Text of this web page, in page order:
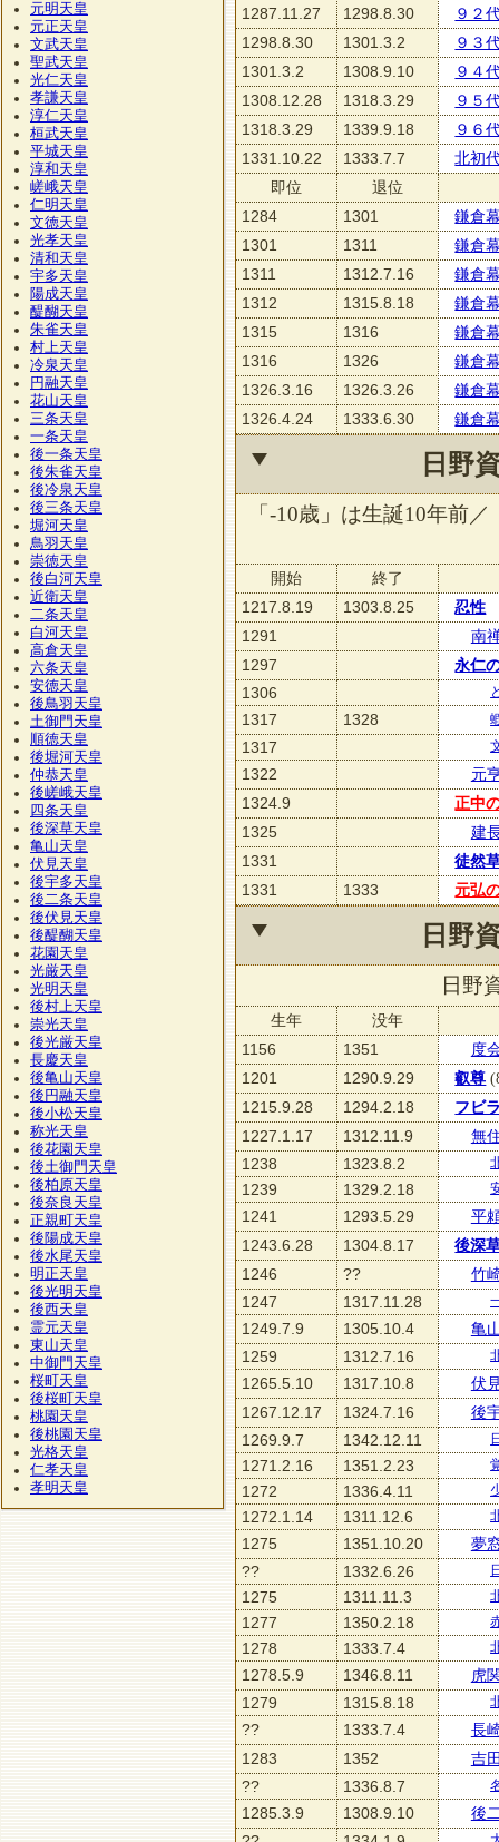
1287.11.27
1298.8.30
９２
1298.8.30
1301.3.2
９３
1301.3.2
1308.9.10
９４
1308.12.28
1318.3.29
９５
1318.3.29
1339.9.18
９６
1331.10.22
1333.7.7
北初
即位
退位
1284
1301
鎌倉
1301
1311
鎌倉
1311
1312.7.16
鎌倉
1312
1315.8.18
鎌倉
1315
1316
鎌倉
1316
1326
鎌倉
1326.3.16
1326.3.26
鎌倉
1326.4.24
1333.6.30 鎌倉
日野
「-10歳」は生誕10年前
開始
終了
1217.8.19
1303.8.25
忍性
1291
南
1297
永仁
1306
1317 1328
1317
1322
元
1324.9
正中
1325
建
1331
徒然
1331
1333 元弘
日野
日野
生年
没年
1156
1351
度
1201
1290.9.29 叡尊
1215.9.28
1294.2.18
フビ
1227.1.17
1312.11.9
無
1238
1323.8.2
1239 1329.2.18
1241 1293.5.29
平
1243.6.28
1304.8.17
後深
1246
??
竹
1247
1317.11.28
1249.7.9 1305.10.4
亀
1259
1312.7.16
1265.5.10 1317.10.8
伏
1267.12.17
1324.7.16
後
1269.9.7
1342.12.11
1271.2.16 1351.2.23
1272 1336.4.11
1272.1.14 1311.12.6
1275 1351.10.20
夢
??
1332.6.26
1275 1311.11.3
1277 1350.2.18
1278 1333.7.4
1278.5.9 1346.8.11
虎
1279
1315.8.18
?? 1333.7.4
長
1283
1352
吉
??
1336.8.7
1285.3.9 1308.9.10
後
元明天皇
元正天皇
文武天皇
聖武天皇
光仁天皇
孝謙天皇
淳仁天皇
桓武天皇
平城天皇
淳和天皇
嵯峨天皇
仁明天皇
文徳天皇
光孝天皇
清和天皇
宇多天皇
陽成天皇
醍醐天皇
朱雀天皇
村上天皇
冷泉天皇
円融天皇
花山天皇
三条天皇
一条天皇
後一条天皇
後朱雀天皇
後冷泉天皇
後三条天皇
堀河天皇
鳥羽天皇
崇徳天皇
後白河天皇
近衛天皇
二条天皇
白河天皇
高倉天皇
六条天皇
安徳天皇
後鳥羽天皇
土御門天皇
順徳天皇
後堀河天皇
仲恭天皇
後嵯峨天皇
四条天皇
後深草天皇
亀山天皇
伏見天皇
後宇多天皇
後二条天皇
後伏見天皇
後醍醐天皇
花園天皇
光厳天皇
光明天皇
後村上天皇
崇光天皇
後光厳天皇
長慶天皇
後亀山天皇
後円融天皇
後小松天皇
称光天皇
後花園天皇
後土御門天皇
後柏原天皇
後奈良天皇
正親町天皇
後陽成天皇
後水尾天皇
明正天皇
後光明天皇
後西天皇
霊元天皇
東山天皇
中御門天皇
桜町天皇
後桜町天皇
桃園天皇
後桃園天皇
光格天皇
仁孝天皇
孝明天皇